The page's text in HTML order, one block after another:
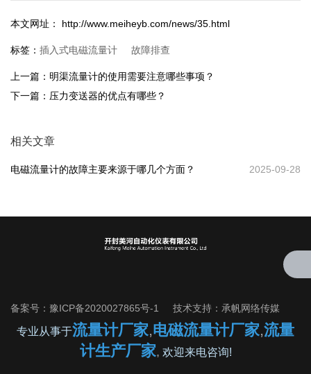
本文网址： http://www.meiheyb.com/news/35.html
标签： 插入式电磁流量计 故障排查
上一篇： 明渠流量计的使用需要注意哪些事项？
下一篇： 压力变送器的优点有哪些？
相关文章
2025-09-28
电磁流量计的故障主要来源于哪几个方面？
备案号： 豫ICP备2020027865号-1 技术支持： 承帆网络传媒
专业从事于流量计厂家,电磁流量计厂家,流量
计生产厂家, 欢迎来电咨询!